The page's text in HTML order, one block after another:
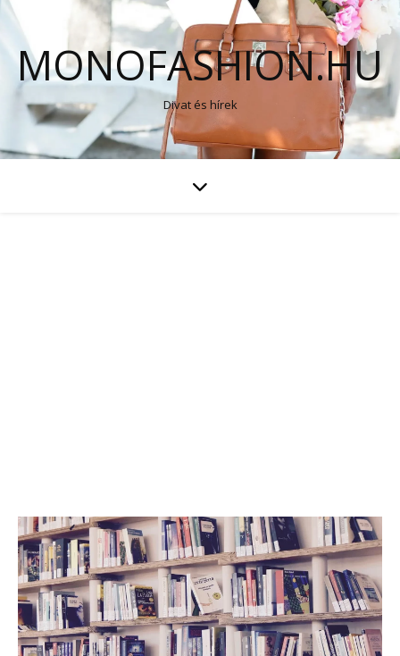
MONOFASHION.HU
Divat és hírek